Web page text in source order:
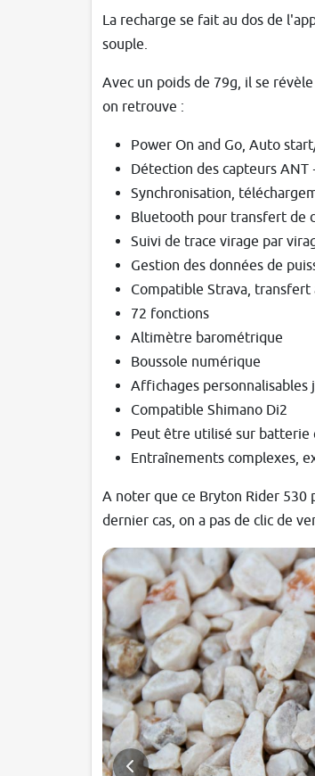
La recharge se fait au dos de
souple.
Avec un poids de 79g, il se
on retrouve :
Power On and Go, Auto
Détection des capteurs
Synchronisation,
Bluetooth pour transfert de
Suivi de trace virage par
Gestion des données de
Compatible Strava, transfert
72 fonctions
Altimètre barométrique
Boussole numérique
Affichages personnalisables
Compatible Shimano Di2
Peut être utilisé sur batterie
Entraînements complexes,
A noter que ce Bryton Rider 530
dernier cas, on a pas de clic de